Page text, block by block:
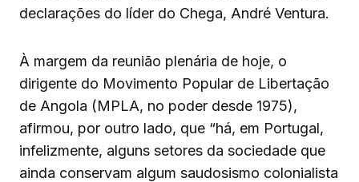
declarações do líder do Chega, André Ventura.
À margem da reunião plenária de hoje, o
dirigente do Movimento Popular de Libertação
de Angola (MPLA, no poder desde 1975),
afirmou, por outro lado, que “há, em Portugal,
infelizmente, alguns setores da sociedade que
ainda conservam algum saudosismo colonialista